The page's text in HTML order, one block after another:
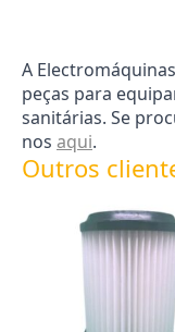
A
peças para
sanitárias. Se
nos aqui.
Outros